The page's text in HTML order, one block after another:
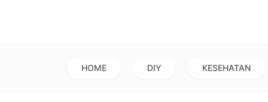
HOME DIY KESEHATAN